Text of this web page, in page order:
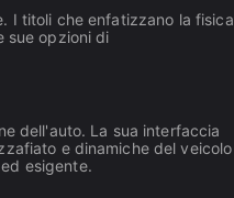
I titoli che enfatizzano la fisica
sue opzioni di
dell'auto. La sua interfaccia
e dinamiche del veicolo
esigente.